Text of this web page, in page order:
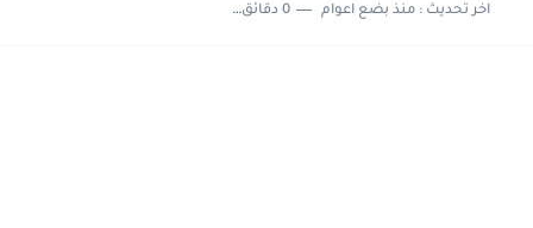
اخر تحديث :منذ بضع اعوام 0 دقائق للقراءة